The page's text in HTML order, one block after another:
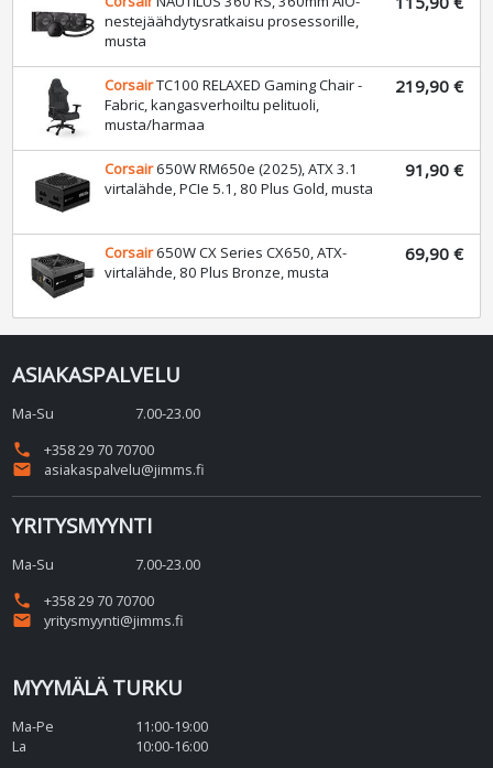
nestejäähdytysratkaisu prosessorille,
musta
CorsairTC100 RELAXED Gaming Chair -
Fabric, kangasverhoiltu pelituoli,
musta/harmaa
219,90 €
Corsair650W RM650e (2025), ATX 3.1
virtalähde, PCIe 5.1, 80 Plus Gold, musta
91,90 €
Corsair650W CX Series CX650, ATX-
virtalähde, 80 Plus Bronze, musta
69,90 €
ASIAKASPALVELU
Ma-Su
7.00-23.00
phone
+358 29 70 70700
email
asiakaspalvelu@jimms.fi
YRITYSMYYNTI
Ma-Su
7.00-23.00
phone
+358 29 70 70700
email
yritysmyynti@jimms.fi
MYYMÄLÄ TURKU
Ma-Pe
11:00-19:00
La
10:00-16:00